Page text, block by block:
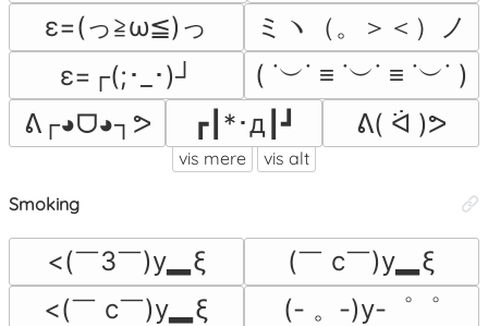
ε=(っ≧ω≦)っ
ミヽ（。＞＜）ノ
ε=┌(;･_･)┘
( ˙︶˙ ≡ ˙︶˙ ≡ ˙︶˙ )
ᕕ┌◕ᗜ◕┐ᕗ
┏┃*･д┃┛ ᕕ( ᐛ )ᕗ
vis mere vis alt
Smoking
<(￣3￣)y▂ξ
(￣ c￣)y▂ξ
<(￣ c￣)y▂ξ
(- 。-)y-゜゜